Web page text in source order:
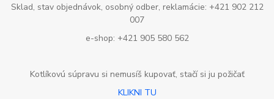
Sklad, stav objednávok, osobný odber, reklamácie: +421 902 212
007
e-shop: +421 905 580 562
Kotlíkovú súpravu si nemusíš kupovať, stačí si ju požičať
KLIKNI TU